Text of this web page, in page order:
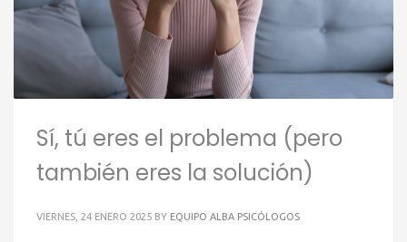
Sí, tú eres el problema (pero
también eres la solución)
VIERNES, 24 ENERO 2025 BY EQUIPO ALBA PSICÓLOGOS